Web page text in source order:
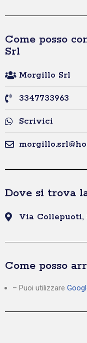
Come posso
Srl
Morgillo Srl
3347733963
Scrivici
Dove si trova
Via Collepuoti,
Come posso
– Puoi utilizzare